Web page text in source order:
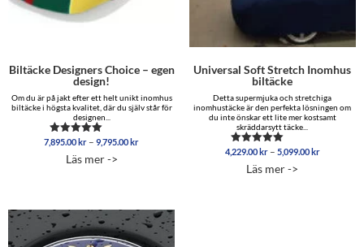
Biltäcke Designers Choice – egen
design!
Om du är på jakt efter ett helt unikt inomhus
biltäcke i högsta kvalitet, där du själv står för
designen...
Betygsatt
av 5
7,895.00 kr – 9,795.00 krPrisintervall:
Läs mer ->
Universal Soft Stretch Inomhus
biltäcke
Detta supermjuka och stretchiga
inomhustäcke är den perfekta lösningen om
du inte önskar ett lite mer kostsamt
skräddarsytt täcke...
Betygsatt
av 5
4,229.00 kr – 5,099.00 kr
Läs mer ->